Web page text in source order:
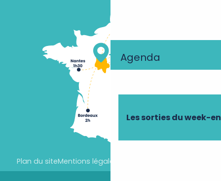
Agenda
Les sorties du week-
Plan du siteMentions légales